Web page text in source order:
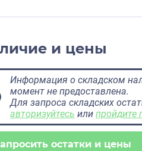
и цены
Информация о складском
момент не предоставлена.
Для запроса складских
авторизуйтесь или пройдите
остатки и цены